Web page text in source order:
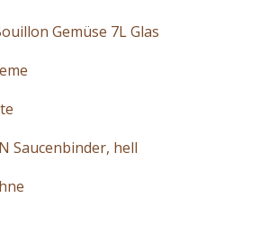
Gemüse 7L Glas
Saucenbinder, hell